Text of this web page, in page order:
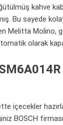
kahve
Bu sayede
Melitta Molino,
olarak
içecekler
BOSCH